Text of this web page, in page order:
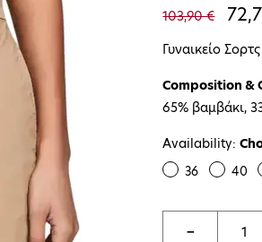
103,90 €
Γυναικείο
Composition &
65% βαμβάκι,
Availability:
36 40
−